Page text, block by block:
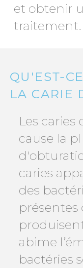
et obtenir
traitement.
QU'EST-
LA CARIE
Les caries
cause la
caries
des
présentes
abime
bactéries